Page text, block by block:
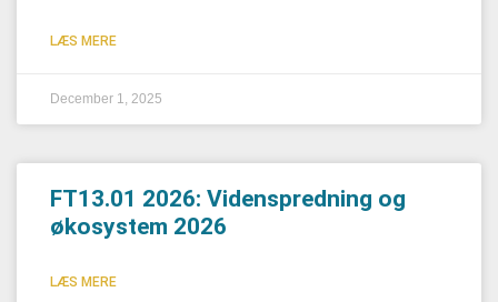
LÆS MERE
December 1, 2025
FT13.01 2026: Videnspredning og
økosystem 2026
LÆS MERE